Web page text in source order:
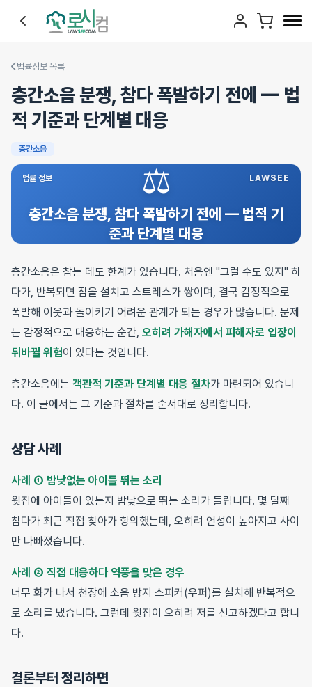
법률정보 목록
층간소음 분쟁, 참다 폭발하기 전에 — 법
적 기준과 단계별 대응
층간소음
법률 정보 ⚖️
층간소음 분쟁, 참다 폭발하기 전에 — 법적 기
준과 단계별 대응
LAWSEE
층간소음은 참는 데도 한계가 있습니다. 처음엔 "그럴 수도 있지" 하
다가, 반복되면 잠을 설치고 스트레스가 쌓이며, 결국 감정적으로
폭발해 이웃과 돌이키기 어려운 관계가 되는 경우가 많습니다. 문제
는 감정적으로 대응하는 순간, 오히려 가해자에서 피해자로 입장이
뒤바뀔 위험이 있다는 것입니다.
층간소음에는 객관적 기준과 단계별 대응 절차가 마련되어 있습니
다. 이 글에서는 그 기준과 절차를 순서대로 정리합니다.
상담 사례
사례 ① 밤낮없는 아이들 뛰는 소리
윗집에 아이들이 있는지 밤낮으로 뛰는 소리가 들립니다. 몇 달째
참다가 최근 직접 찾아가 항의했는데, 오히려 언성이 높아지고 사이
만 나빠졌습니다.
사례 ② 직접 대응하다 역풍을 맞은 경우
너무 화가 나서 천장에 소음 방지 스피커(우퍼)를 설치해 반복적으
로 소리를 냈습니다. 그런데 윗집이 오히려 저를 신고하겠다고 합니
다.
결론부터 정리하면